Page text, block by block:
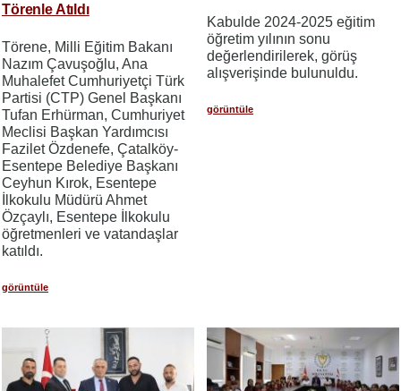
Törenle Atıldı
Törene, Milli Eğitim Bakanı
Nazım Çavuşoğlu, Ana
Muhalefet Cumhuriyetçi Türk
Partisi (CTP) Genel Başkanı
Tufan Erhürman, Cumhuriyet
Meclisi Başkan Yardımcısı
Fazilet Özdenefe, Çatalköy-
Esentepe Belediye Başkanı
Ceyhun Kırok, Esentepe
İlkokulu Müdürü Ahmet
Özçaylı, Esentepe İlkokulu
öğretmenleri ve vatandaşlar
katıldı.
görüntüle
Kabulde 2024-2025 eğitim
öğretim yılının sonu
değerlendirilerek, görüş
alışverişinde bulunuldu.
görüntüle